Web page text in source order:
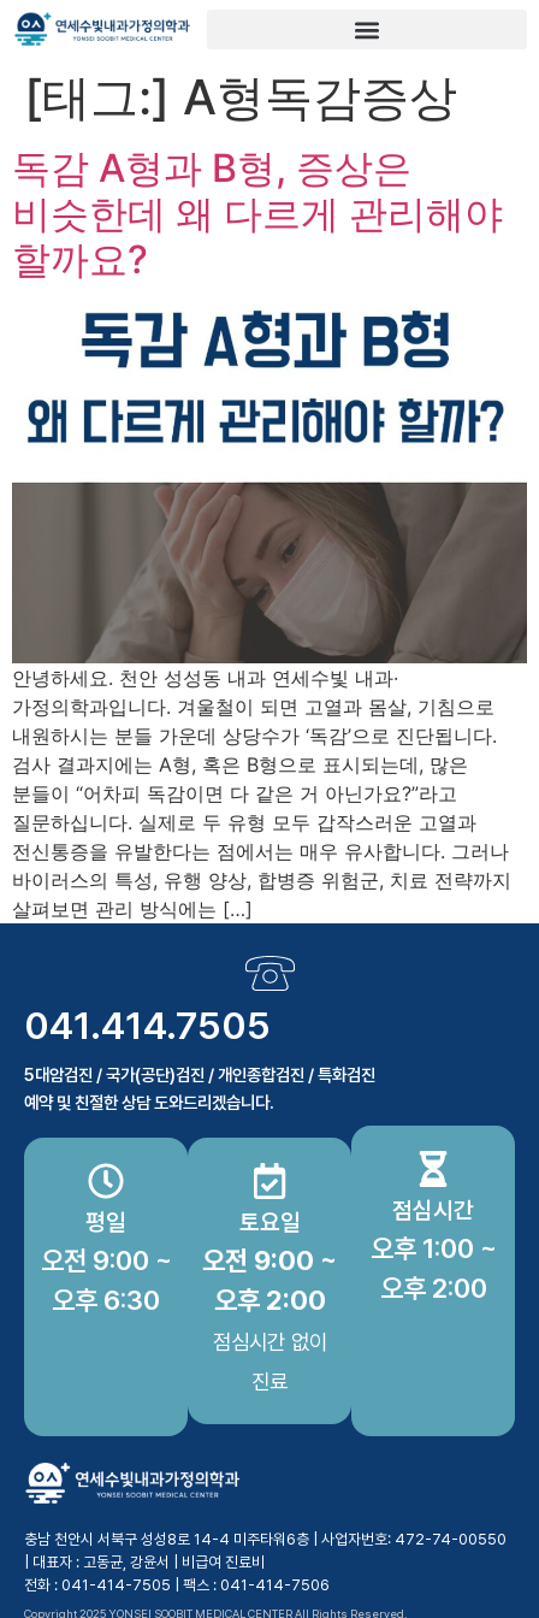
[태그:] A형독감증상
독감 A형과 B형, 증상은
비슷한데 왜 다르게 관리해야
할까요?
안녕하세요. 천안 성성동 내과 연세수빛 내과·
가정의학과입니다. 겨울철이 되면 고열과 몸살, 기침으로
내원하시는 분들 가운데 상당수가 ‘독감’으로 진단됩니다.
검사 결과지에는 A형, 혹은 B형으로 표시되는데, 많은
분들이 “어차피 독감이면 다 같은 거 아닌가요?”라고
질문하십니다. 실제로 두 유형 모두 갑작스러운 고열과
전신통증을 유발한다는 점에서는 매우 유사합니다. 그러나
바이러스의 특성, 유행 양상, 합병증 위험군, 치료 전략까지
살펴보면 관리 방식에는 […]
041.414.7505
5대암검진 / 국가(공단)검진 / 개인종합검진 / 특화검진
예약 및 친절한 상담 도와드리겠습니다.
평일
오전 9:00 ~
오후 6:30
토요일
오전 9:00 ~
오후 2:00
점심시간 없이
진료
점심시간
오후 1:00 ~
오후 2:00
충남 천안시 서북구 성성8로 14-4 미주타워6층 | 사업자번호: 472-74-00550
| 대표자 : 고동균, 강윤서 | 비급여 진료비
전화 : 041-414-7505 | 팩스 : 041-414-7506
Copyright 2025 YONSEI SOOBIT MEDICAL CENTER All Rights Reserved.